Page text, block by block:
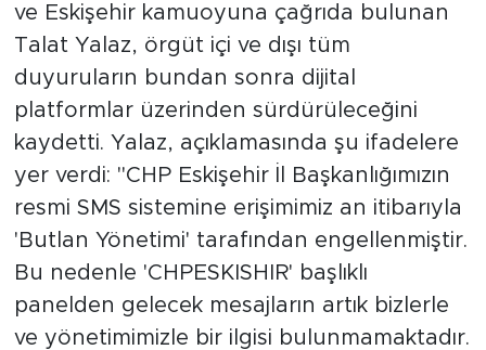
ve Eskişehir kamuoyuna çağrıda bulunan
Talat Yalaz, örgüt içi ve dışı tüm
duyuruların bundan sonra dijital
platformlar üzerinden sürdürüleceğini
kaydetti. Yalaz, açıklamasında şu ifadelere
yer verdi: "CHP Eskişehir İl Başkanlığımızın
resmi SMS sistemine erişimimiz an itibarıyla
'Butlan Yönetimi' tarafından engellenmiştir.
Bu nedenle 'CHPESKISHIR' başlıklı
panelden gelecek mesajların artık bizlerle
ve yönetimimizle bir ilgisi bulunmamaktadır.